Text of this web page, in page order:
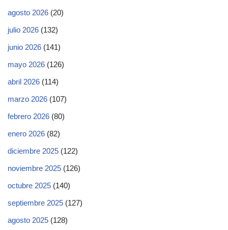
agosto 2026 (20)
julio 2026 (132)
junio 2026 (141)
mayo 2026 (126)
abril 2026 (114)
marzo 2026 (107)
febrero 2026 (80)
enero 2026 (82)
diciembre 2025 (122)
noviembre 2025 (126)
octubre 2025 (140)
septiembre 2025 (127)
agosto 2025 (128)